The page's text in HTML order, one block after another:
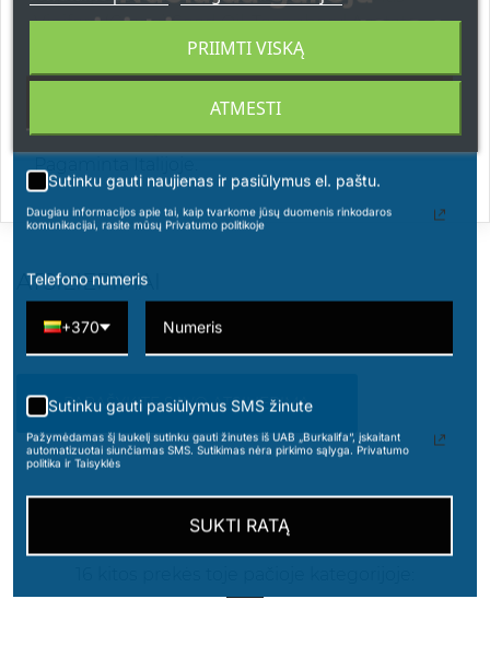
Vinifera (Grape) Seed Oil, Tocopheryl Acetate,
Bisabolol, Parfum (Fragrance), Carbomer,
Ceteareth-20, Benzyl Alcohol, Dehydroacetic
Acid, Sodium Dehydroacetate, Sodium
Pagaminta Italijoje.
ATSILIEPIMAI
PARAŠYKITE SAVO ATSILIEPIMĄ
ATMESTI
PRIIMTI VISKĄ
apsipirkimams nuo 49 € !
Sutinku gauti naujienas ir pasiūlymus el. paštu.
Daugiau informacijos apie tai, kaip tvarkome jūsų duomenis rinkodaros
komunikacijai, rasite mūsų Privatumo politikoje
Telefono numeris
+370
Sutinku gauti pasiūlymus SMS žinute
Pažymėdamas šį laukelį sutinku gauti žinutes iš UAB „Burkalifa“, įskaitant
automatizuotai siunčiamas SMS. Sutikimas nėra pirkimo sąlyga. Privatumo
politika ir Taisyklės
SUKTI RATĄ